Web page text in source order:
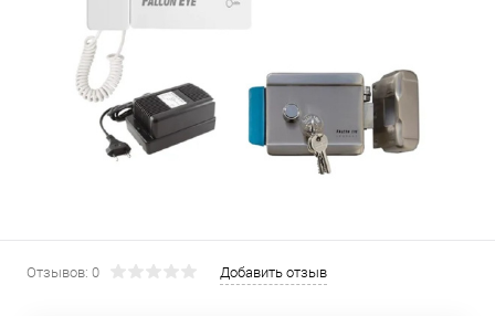
Отзывов: 0 Добавить отзыв